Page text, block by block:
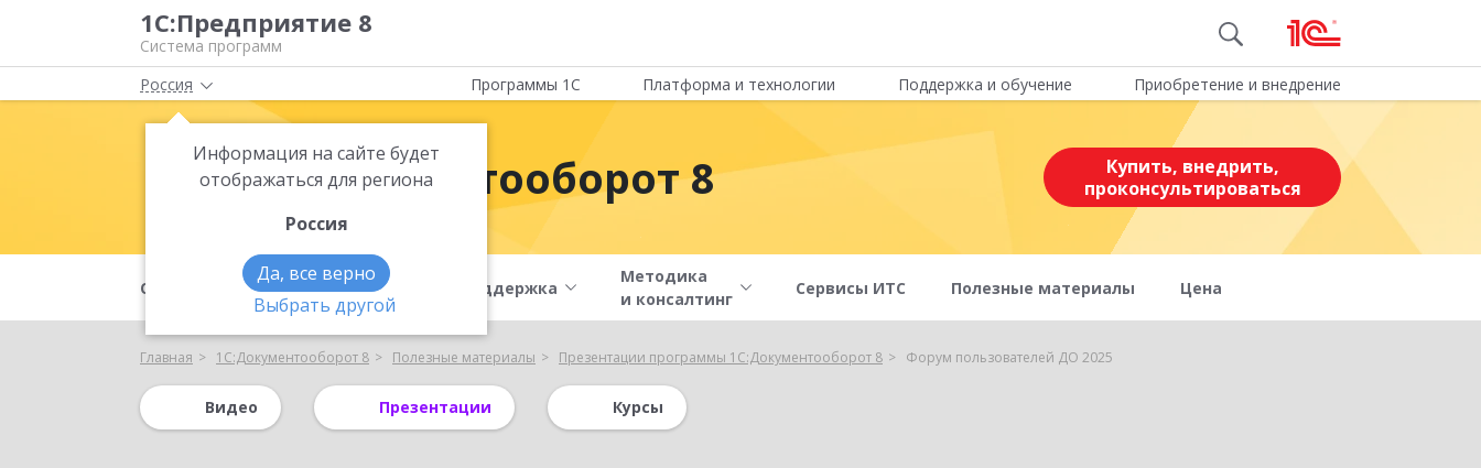
1С:Предприятие 8
Система программ
Россия
Информация на сайте будет
отображаться для региона
Россия
Да, все верно
Выбрать другой
Программы 1С Платформа и технологии Поддержка и обучение Приобретение и внедрение
1С:Документооборот 8
Купить, внедрить,
проконсультироваться
О продукте Возможности Поддержка
Методика
и консалтинг
Сервисы ИТС Полезные материалы Цена
Главная 1С:Документооборот 8 Полезные материалы Презентации программы 1С:Документооборот 8 Форум пользователей ДО 2025
Видео Презентации Курсы